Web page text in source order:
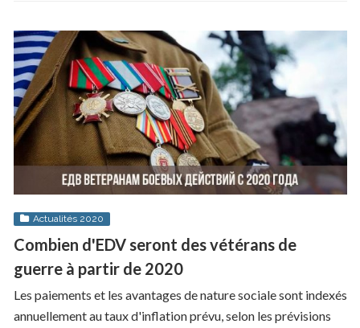
Actualités 2020
Combien d'EDV seront des vétérans de
guerre à partir de 2020
Les paiements et les avantages de nature sociale sont indexés
annuellement au taux d'inflation prévu, selon les prévisions